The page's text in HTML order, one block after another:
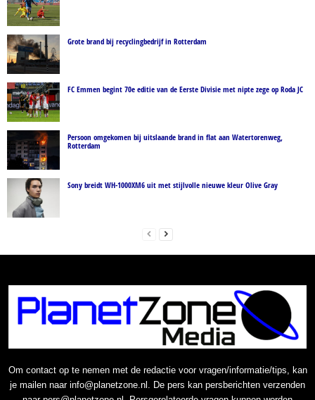
Grote brand bij recyclingbedrijf in Rotterdam
FC Emmen begint 70e editie van de Eerste Divisie met nipte zege op Roda JC
Persoon omgekomen bij uitslaande brand in flat aan Watertorenweg,
Rotterdam
Sony breidt WH-1000XM6 uit met stijlvolle nieuwe kleur Olive Gray
Om contact op te nemen met de redactie voor vragen/informatie/tips, kan
je mailen naar info@planetzone.nl. De pers kan persberichten verzenden